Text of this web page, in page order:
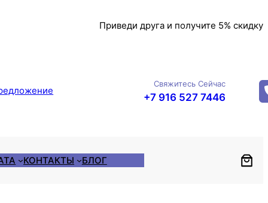
Приведи друга и получите 5% скидку
Свяжитесь Сейчас
+7 916 527 7446
КОНТАКТЫ БЛОГ